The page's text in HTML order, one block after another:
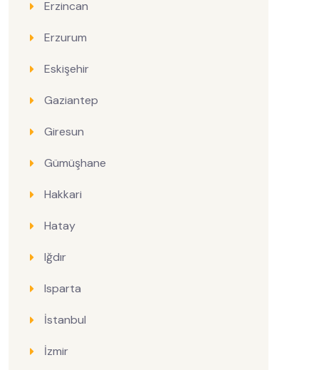
Erzincan
Erzurum
Eskişehir
Gaziantep
Giresun
Gümüşhane
Hakkari
Hatay
Iğdır
Isparta
İstanbul
İzmir